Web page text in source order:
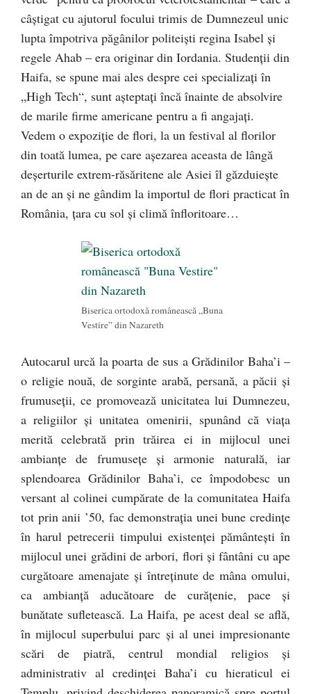
câştigat cu ajutorul focului trimis de Dumnezeul unic
lupta împotriva păgânilor politeişti regina Isabel şi
regele Ahab – era originar din Iordania. Studenţii din
Haifa, se spune mai ales despre cei specializaţi în
„High Tech“, sunt aşteptaţi încă înainte de absolvire
de marile firme americane pentru a fi angajaţi.
Vedem o expoziţie de flori, la un festival al florilor
din toată lumea, pe care aşezarea aceasta de lângă
deşerturile extrem-răsăritene ale Asiei îl găzduieşte
an de an şi ne gândim la importul de flori practicat în
România, ţara cu sol şi climă înfloritoare…
Biserica ortodoxă românească „Buna
Vestire” din Nazareth
Autocarul urcă la poarta de sus a Grădinilor Baha’i –
o religie nouă, de sorginte arabă, persană, a păcii şi
frumuseţii, ce promovează unicitatea lui Dumnezeu,
a religiilor şi unitatea omenirii, spunând că viaţa
merită celebrată prin trăirea ei in mijlocul unei
ambianţe de frumuseţe şi armonie naturală, iar
splendoarea Grădinilor Baha’i, ce împodobesc un
versant al colinei cumpărate de la comunitatea Haifa
tot prin anii ’50, fac demonstraţia unei bune credinţe
în harul petrecerii timpului existenţei pământeşti în
mijlocul unei grădini de arbori, flori şi fântâni cu ape
curgătoare amenajate şi întreţinute de mâna omului,
ca ambianţă aducătoare de curăţenie, pace şi
bunătate sufletească. La Haifa, pe acest deal se află,
în mijlocul superbului parc şi al unei impresionante
scări de piatră, centrul mondial religios şi
administrativ al credinţei Baha’i cu hieraticul ei